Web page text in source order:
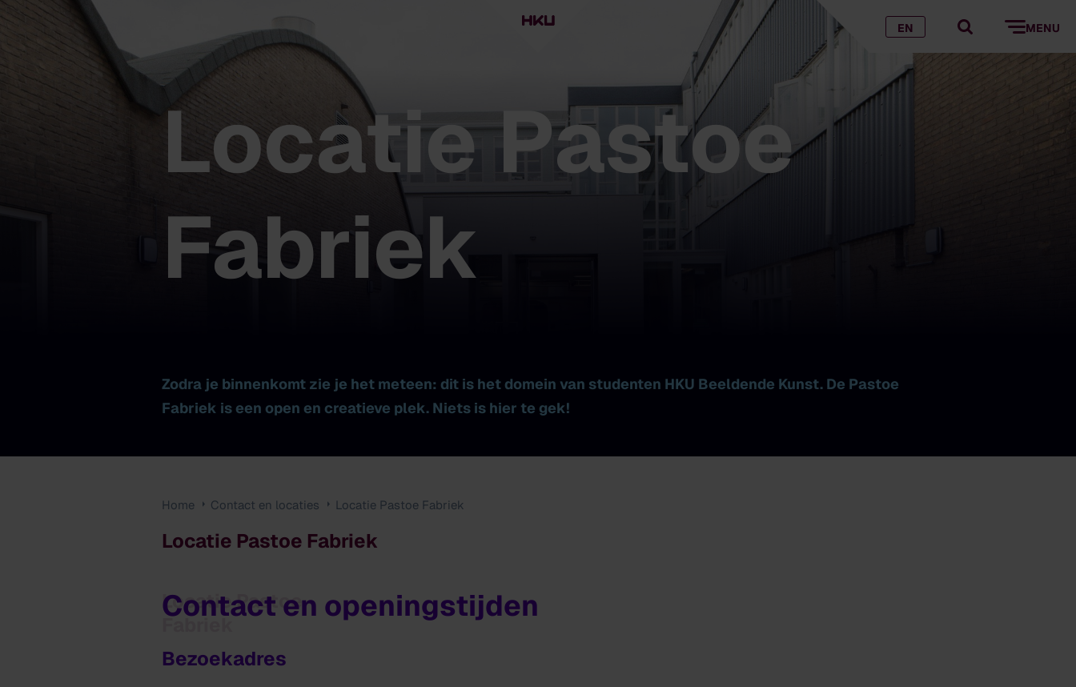
EN MENU
Locatie Pastoe
Fabriek
Zodra je binnenkomt zie je het meteen: dit is het domein van studenten HKU Beeldende Kunst. De Pastoe
Fabriek is een open en creatieve plek. Niets is hier te gek!
Home Contact en locaties Locatie Pastoe Fabriek
Locatie Pastoe Fabriek
Locatie Pastoe
Fabriek
Contact en openingstijden
Bezoekadres